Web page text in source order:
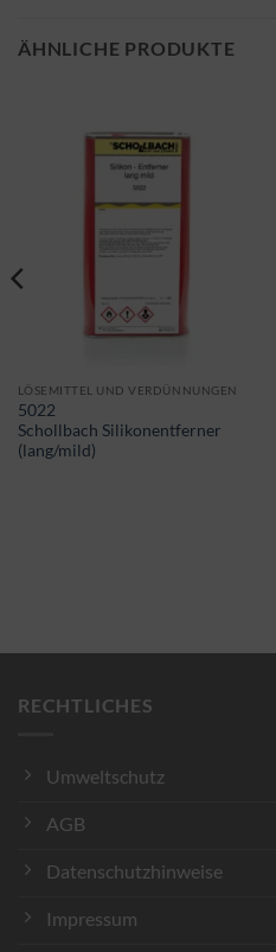
ÄHNLICHE PRODUKTE
LÖSEMITTEL UND VERDÜNNUNGEN
5022
Schollbach Silikonentferner
(lang/mild)
RECHTLICHES
Umweltschutz
AGB
Datenschutzhinweise
Impressum